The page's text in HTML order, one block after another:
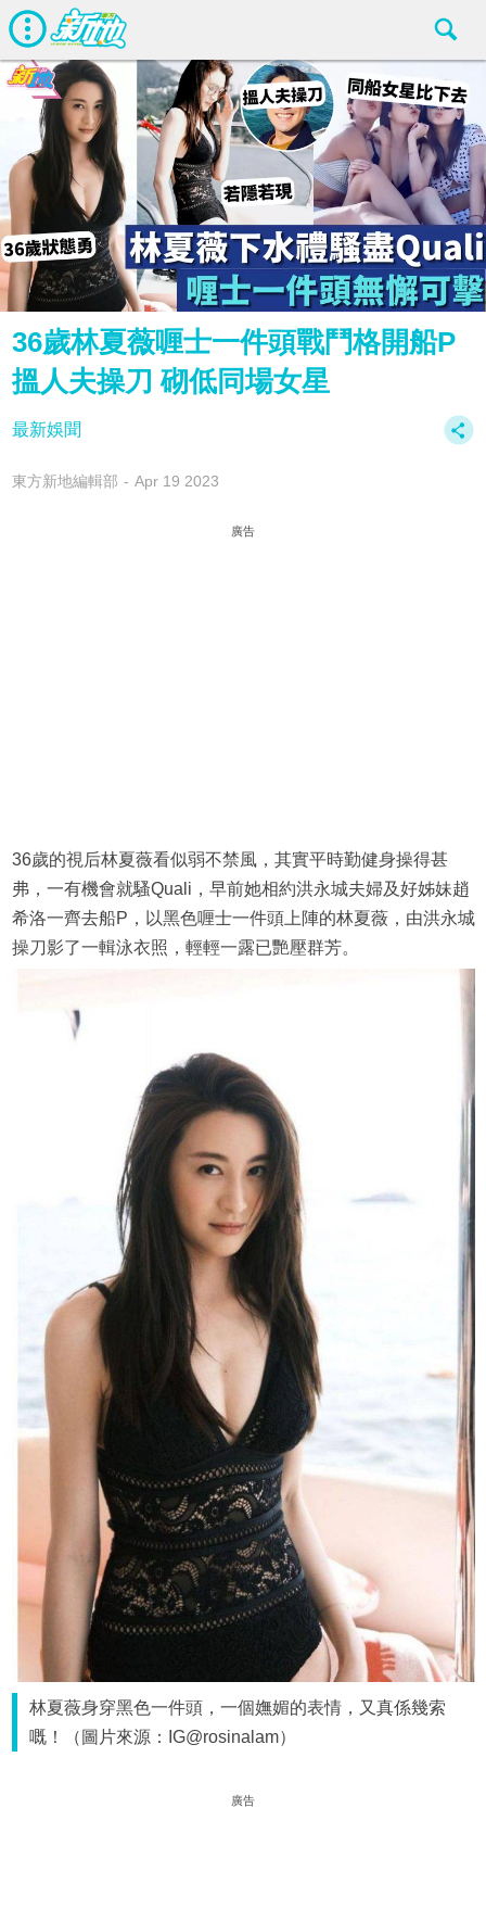
36歲林夏薇喱士一件頭戰鬥格開船P
搵人夫操刀 砌低同場女星
最新娛聞
東方新地編輯部 Apr 19 2023
廣告
36歲的視后林夏薇看似弱不禁風，其實平時勤健身操得甚
弗，一有機會就騷Quali，早前她相約洪永城夫婦及好姊妹趙
希洛一齊去船P，以黑色喱士一件頭上陣的林夏薇，由洪永城
操刀影了一輯泳衣照，輕輕一露已艷壓群芳。
林夏薇身穿黑色一件頭，一個嫵媚的表情，又真係幾索
嘅！（圖片來源：IG@rosinalam）
廣告